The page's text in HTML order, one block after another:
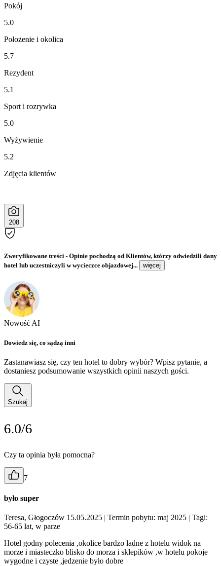
Pokój
5.0
Położenie i okolica
5.7
Rezydent
5.1
Sport i rozrywka
5.0
Wyżywienie
5.2
Zdjęcia klientów
208
Zweryfikowane treści - Opinie pochodzą od Klientów, którzy odwiedzili dany
hotel lub uczestniczyli w wycieczce objazdowej...
więcej
Nowość AI
Dowiedz się, co sądzą inni
Zastanawiasz się, czy ten hotel to dobry wybór? Wpisz pytanie, a
dostaniesz podsumowanie wszystkich opinii naszych gości.
Szukaj
6.0/6
Czy ta opinia była pomocna?
7
było super
Teresa, Głogoczów 15.05.2025 | Termin pobytu: maj 2025 | Tagi:
56-65 lat, w parze
Hotel godny polecenia ,okolice bardzo ładne z hotelu widok na
morze i miasteczko blisko do morza i sklepików ,w hotelu pokoje
wygodne i czyste ,jedzenie było dobre